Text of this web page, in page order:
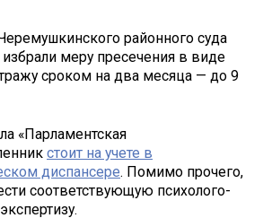
районного суда
меру пресечения в виде
сроком на два месяца — до 9
«Парламентская
стоит на учете в
диспансере. Помимо прочего,
соответствующую психолого-